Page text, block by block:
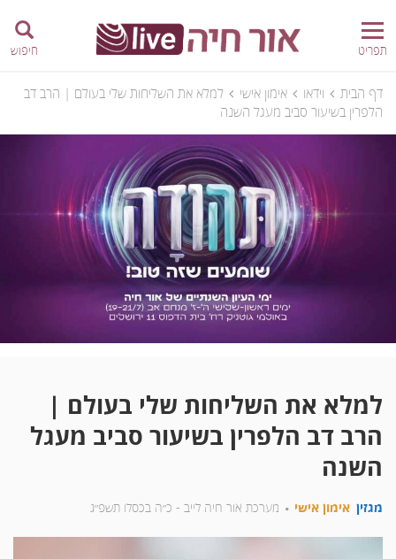
תפריט חיפוש
דף הבית וידאו אימון אישי
למלא את השליחות שלי בעולם | הרב דב
הלפרין בשיעור סביב מעגל השנה
למלא את השליחות שלי בעולם |
הרב דב הלפרין בשיעור סביב מעגל
השנה
מגזין אימון אישי מערכת אור חיה לייב - כ״ה בכסלו תשפ״ג